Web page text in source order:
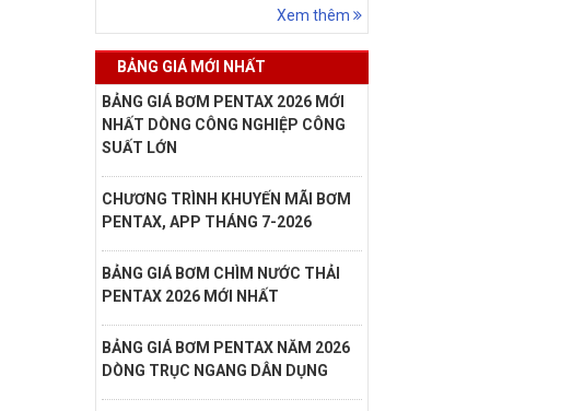
Xem thêm
BẢNG GIÁ MỚI NHẤT
BẢNG GIÁ BƠM PENTAX 2026 MỚI
NHẤT DÒNG CÔNG NGHIỆP CÔNG
SUẤT LỚN
CHƯƠNG TRÌNH KHUYẾN MÃI BƠM
PENTAX, APP THÁNG 7-2026
BẢNG GIÁ BƠM CHÌM NƯỚC THẢI
PENTAX 2026 MỚI NHẤT
BẢNG GIÁ BƠM PENTAX NĂM 2026
DÒNG TRỤC NGANG DÂN DỤNG